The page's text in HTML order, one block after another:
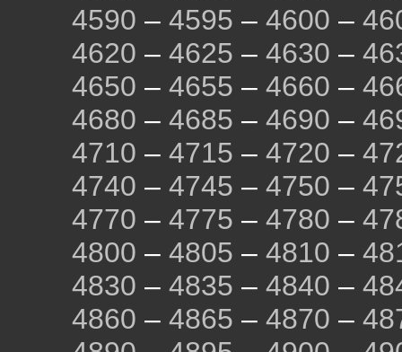
4590 – 4595 – 4600 –
4620 – 4625 – 4630 –
4650 – 4655 – 4660 –
4680 – 4685 – 4690 –
4710 – 4715 – 4720 –
4740 – 4745 – 4750 –
4770 – 4775 – 4780 –
4800 – 4805 – 4810 –
4830 – 4835 – 4840 –
4860 – 4865 – 4870 –